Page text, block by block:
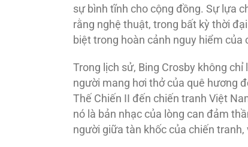
sự bình tĩnh cho cộng đồng. Sự lựa
rằng nghệ thuật, trong bất kỳ thời
biệt trong hoàn cảnh nguy hiểm của
Trong lịch sử, Bing Crosby không
người mang hơi thở của quê hương
Thế Chiến II đến chiến tranh Việt
nó là bản nhạc của lòng can đảm
người giữa tàn khốc của chiến